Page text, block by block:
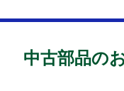
中古部品の